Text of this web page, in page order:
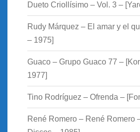
Dueto Criollísimo – Vol. 3 –
Rudy Márquez – El amar y el
– 1975]
Guaco – Grupo Guaco 77 –
1977]
Tino Rodríguez – Ofrenda –
René Romero – René Romero